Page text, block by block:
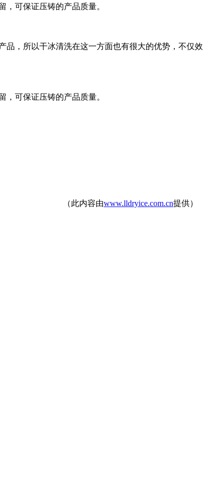
可保证压铸的产品质量。
品，所以干冰清洗在这一方面也有很大的优势，不仅效
可保证压铸的产品质量。
（此内容由www.lldryice.com.cn提供）